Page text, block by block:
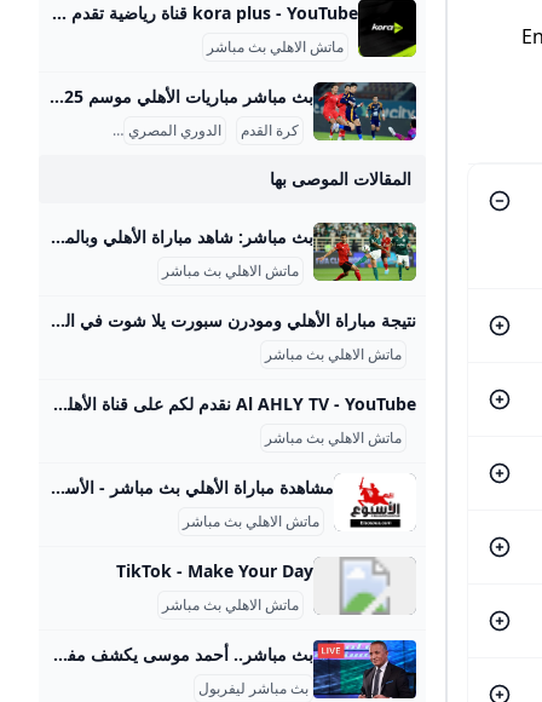
kora plus - YouTube قناة رياضية تقدم بث مباشر لمباريات الدوري وكأس مصر.. ومتابعة الأخبار الحصرية.. وبرامج متنوعة
ماتش الاهلي بث مباشر
بث مباشر مباريات الأهلي موسم 2025-2026 ماتش الأهلي بث مباشر هو حدث رياضي أساسي لعشاق كرة القدم في مصر والوطن العربي، حيث يحظى الفريق الجماهيري الكبير بتغطية إعلامية واهتمام واسع، خصوصًا في موسم 2025-2026 من الدوري المصري الممتاز. تتسم مباريات الأهلي هذا الموسم بالتنافسية والجدية بعد بداية متذبذبة كما يظهر من وضعيته الحالية في جدول الترتيب، حيث يسعى الفريق لاستعادة مستواه المتميز. مواعيد مباريات الأهلي تفصيليًا وفقًا لجدول مباريات الأهلي المعتمد من رابطة الأندية المصرية المحترفة، كان آخر لقاء جماهيري للأهلي في الدوري يوم 14 سبتمبر 2025 ضد إنبي على ملعب المقاولون العرب، في مباراة أقيمت ضمن الجولة السادسة.
كرة القدم الدوري المصري
المقالات الموصى بها
بث مباشر: شاهد مباراة الأهلي وبالميراس في كأس العالم للأندية 2025 عبر DAZN كووورة شاهد بالفيديو البث المباشر لمباراة الأهلي وبالميراس في كأس العالم للأندية 2025 عبر DAZN مصعب صلاح19 يونيو 202511:41 يستضيف ملعب ميتلايف، مساء الخميس، مباراة الأهلي المصر وبالميراس البرازيلي، في بطولة كأس العالم للأندية 2025. بالميراس، بطل دوري كوبا ليبرتادرويس، يواجه الأهلي أحد أبطال قارة إفريقيا المشاركين في البطولة، التي تقام للمرة الأولى بمشاركة 32 فريقًا من مختلف أنحاء العالم. ونجح الأهلي في الخروج بنقطة التعادل في المباراة الافتتاحية أمام إنتر ميامي، وهي نفس نتيجة مواجهة بالميراس الأولى ضد بورتو، لتبقى حظوظ كل الفرق متساوية.
ماتش الاهلي بث مباشر
نتيجة مباراة الأهلي ومودرن سبورت يلا شوت في الدوري المصري عودة المارد الأحمر بين Al Ahly vs Modern Sport اليوم، تتجه أنظار جماهير كرة القدم المصرية والعربية إلى استاد القاهرة الدولي مساء اليوم السبت 9 أغسطس 2025، حيث يلتقي الأهلي ومودرن سبورت في الجولة الأولى من منافسات الدوري المصري الممتاز للموسم الجديد 2025-2026. اللقاء الذي ينطلق في تمام التاسعة مساءً بث مباشر السبت 09/أغسطس/2025 - 08:45 م 8/9/2025 8:45:28 PM الأهلي ضد مودرن سبورت - الدوري المصري عودة المارد الأحمر بين Al Ahly vs Modern Sport اليوم، تتجه أنظار جماهير كرة القدم المصرية والعربية إلى استاد القاهرة الدولي مساء اليوم السبت 9 أغسطس 2025، حيث يلتقي الأهلي ومودرن سبورت في الجولة الأولى من منافسات الدوري المصري الممتاز للموسم الجديد 2025-2026.
ماتش الاهلي بث مباشر
Al AHLY TV - YouTube نقدم لكم على قناة الأهلى بث مباشر لمباريات النادى الأهلى المصرى والتدريبات وأستوديوهات تحليلية للمباريات وبرامج رياضية للكثير من الألعابالتردد HD 11747 V ـ 1…
ماتش الاهلي بث مباشر
مشاهدة مباراة الأهلي بث مباشر - الأسبوع الأسبوع.. بوابة إلكترونية شاملة تقدم أخبار مصر العاجلة وأخبار اليوم على جميع الأصعدة المحلية والعربية والعالمية لحظة بلحظة.. تصدر عن جريدة الأسبوع للصحافة والطباعة والنشر.. رئيس مجلس الإدارة عبد الحميد بكري ورئيس التحرير مصطفى بكري الريـاضـة السبت, 7 ديسمبر, 2024 كولر: الظروف المناخية أثرت على لاعبي الأهلي أمام أورلاندو أكد مارسيل كولر، المدير الفني للفريق الأول لكرة القدم بالنادي الأهلي، أن الأحمر حصد نقطة. اقرأ المزيدأهم الأخبار- السبت, 7 ديسمبر, 2024 الأهلي يفرض التعادل السلبي على أورلاندو في عُقر داره بأبطال إفريقيا الاهلي.
ماتش الاهلي بث مباشر
TikTok - Make Your Day
ماتش الاهلي بث مباشر
بث مباشر.. أحمد موسى يكشف مفاجأة عن الضربة الإسرائيلية في قطر يقدم الإعلامي أحمد موسى، حلقة جديدة من برنامج «على مسئوليتي» المذاع على قناة “صدى البلد”، وذلك اليوم الثلاثاء….. الثلاثاء 09/سبتمبر/2025 - 08:20 م 9/9/2025 8:20:17 PM طباعة شارك أحمد موسى عادل نصار يقدم الإعلامي أحمد موسى، حلقة جديدة من برنامج «على مسئوليتي» المذاع على قناة “صدى البلد”، وذلك اليوم الثلاثاء. محمد رمضان يروج لحفله المنتظر في أمريكا وكيل حقوق النواب يطالب باجتماع طارئ للجامعة العربية بعد العدوان الإسرائيلي على قطر من المقرر أن يناقش الإعلامي أحمد موسى في حلقة اليوم الاربعاء من «على مسئوليتي» عددا من الملفات المحلية والعالمية، ولعل أبرزها، المستجدات في الساحة الإقليمية والدولية.
بث مباشر ليفربول